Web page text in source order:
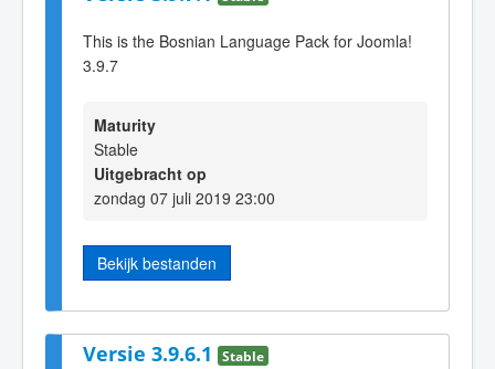
This is the Bosnian Language Pack for Joomla!
3.9.7
Maturity
Stable
Uitgebracht op
zondag 07 juli 2019 23:00
Bekijk bestanden
Versie 3.9.6.1 Stable